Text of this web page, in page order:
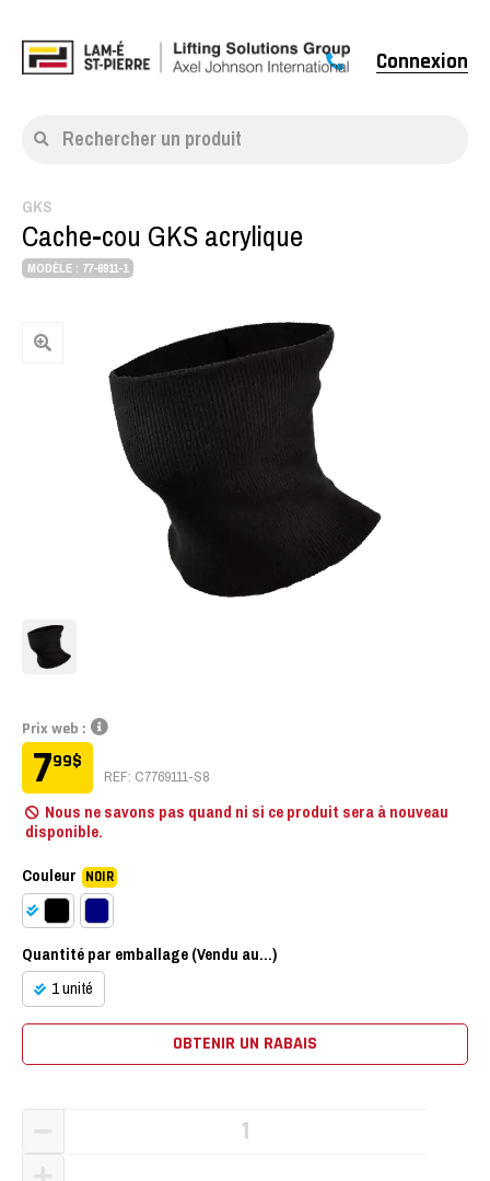
Rechercher un produit
Connexion
GKS
Cache-cou GKS acrylique
MODÈLE : 77-6911-1
Prix web :
899$
REF: C7769111MN-S8
Nous ne savons pas quand ni si ce produit sera à nouveau
disponible.
799$
REF: C7769111-S8
Nous ne savons pas quand ni si ce produit sera à nouveau
disponible.
Couleur
NOIR
Quantité par emballage (Vendu au...)
1 unité
OBTENIR UN RABAIS